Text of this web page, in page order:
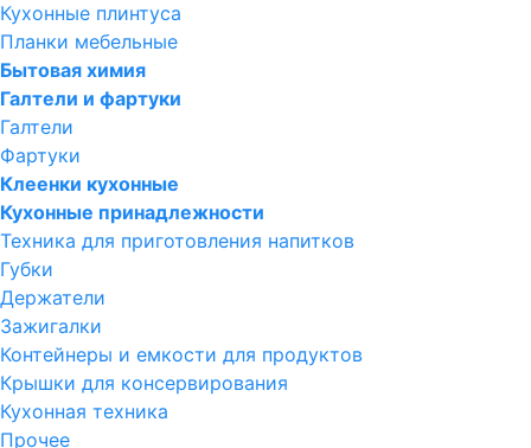
Кухонные плинтуса
Планки мебельные
Бытовая химия
Галтели и фартуки
Галтели
Фартуки
Клеенки кухонные
Кухонные принадлежности
Техника для приготовления напитков
Губки
Держатели
Зажигалки
Контейнеры и емкости для продуктов
Крышки для консервирования
Кухонная техника
Прочее